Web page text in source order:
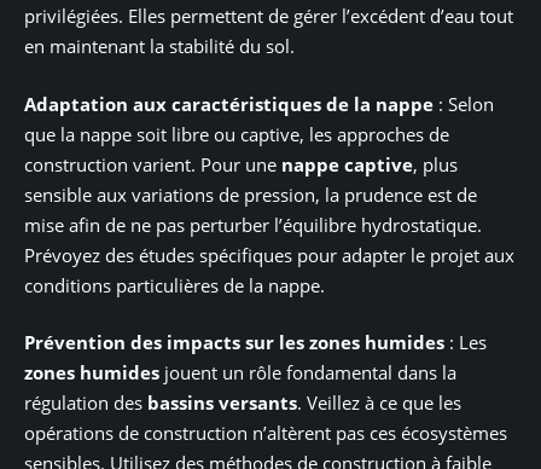
privilégiées. Elles permettent de gérer l’excédent d’eau tout
en maintenant la stabilité du sol.
Adaptation aux caractéristiques de la nappe : Selon
que la nappe soit libre ou captive, les approches de
construction varient. Pour une nappe captive, plus
sensible aux variations de pression, la prudence est de
mise afin de ne pas perturber l’équilibre hydrostatique.
Prévoyez des études spécifiques pour adapter le projet aux
conditions particulières de la nappe.
Prévention des impacts sur les zones humides : Les
zones humides jouent un rôle fondamental dans la
régulation des bassins versants. Veillez à ce que les
opérations de construction n’altèrent pas ces écosystèmes
sensibles. Utilisez des méthodes de construction à faible